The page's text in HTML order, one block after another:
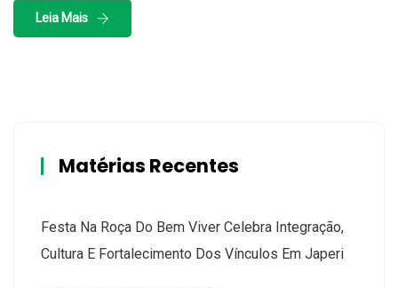
Leia Mais
Matérias Recentes
Festa Na Roça Do Bem Viver Celebra Integração,
Cultura E Fortalecimento Dos Vínculos Em Japeri